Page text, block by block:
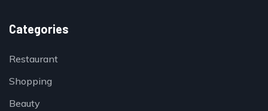
Categories
Restaurant
Shopping
Beauty